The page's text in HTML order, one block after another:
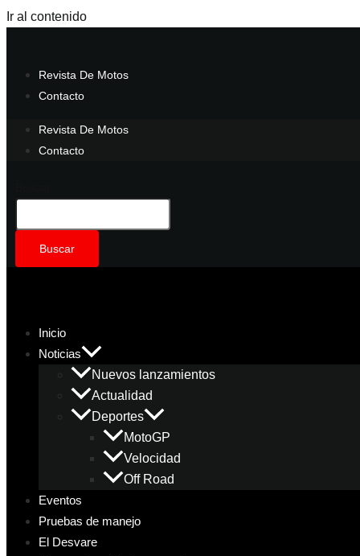
Ir al contenido
Revista De Motos
Contacto
Revista De Motos
Contacto
Buscar
Inicio
Noticias
Nuevos lanzamientos
Actualidad
Deportes
MotoGP
Velocidad
Off Road
Eventos
Pruebas de manejo
El Desvare